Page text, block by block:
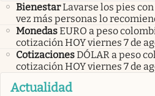
BienestarLavarse los pies
vez más personas lo
MonedasEURO a peso
cotización HOY viernes 7 de
CotizacionesDÓLAR a peso
cotización HOY viernes 7 de
Actualidad